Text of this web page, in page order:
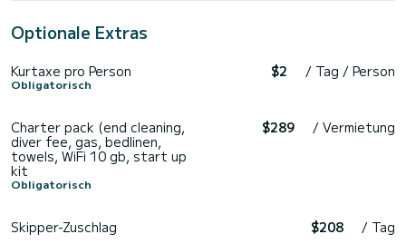
Optionale Extras
Kurtaxe pro Person
Obligatorisch
$2 / Tag / Person
Charter pack (end cleaning,
diver fee, gas, bedlinen,
towels, WiFi 10 gb, start up
kit
Obligatorisch
$289 / Vermietung
Skipper-Zuschlag $208 / Tag